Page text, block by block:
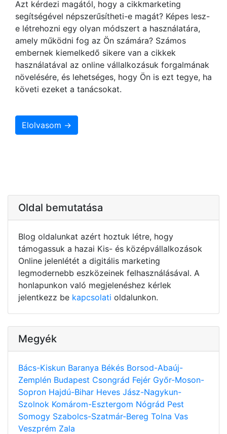
Azt kérdezi magától, hogy a cikkmarketing
segítségével népszerűsítheti-e magát? Képes lesz-
e létrehozni egy olyan módszert a használatára,
amely működni fog az Ön számára? Számos
embernek kiemelkedő sikere van a cikkek
használatával az online vállalkozásuk forgalmának
növelésére, és lehetséges, hogy Ön is ezt tegye, ha
követi ezeket a tanácsokat.
Elolvasom →
Oldal bemutatása
Blog oldalunkat azért hoztuk létre, hogy
támogassuk a hazai Kis- és középvállalkozások
Online jelenlétét a digitális marketing
legmodernebb eszközeinek felhasználásával. A
honlapunkon való megjelenéshez kérlek
jelentkezz be kapcsolati oldalunkon.
Megyék
Bács-Kiskun Baranya Békés Borsod-Abaúj-
Zemplén Budapest Csongrád Fejér Győr-Moson-
Sopron Hajdú-Bihar Heves Jász-Nagykun-
Szolnok Komárom-Esztergom Nógrád Pest
Somogy Szabolcs-Szatmár-Bereg Tolna Vas
Veszprém Zala